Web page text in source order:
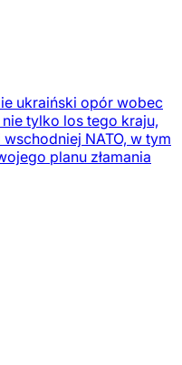
ukraiński opór wobec
tylko los tego kraju,
NATO, w tym
planu złamania